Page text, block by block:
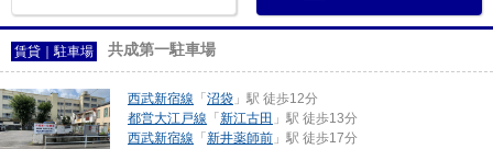
賃貸｜駐車場 共成第一駐車場
西武新宿線 「 沼袋 」駅 徒歩12分
都営大江戸線 「 新江古田 」駅 徒歩13分
西武新宿線 「 新井薬師前 」駅 徒歩17分